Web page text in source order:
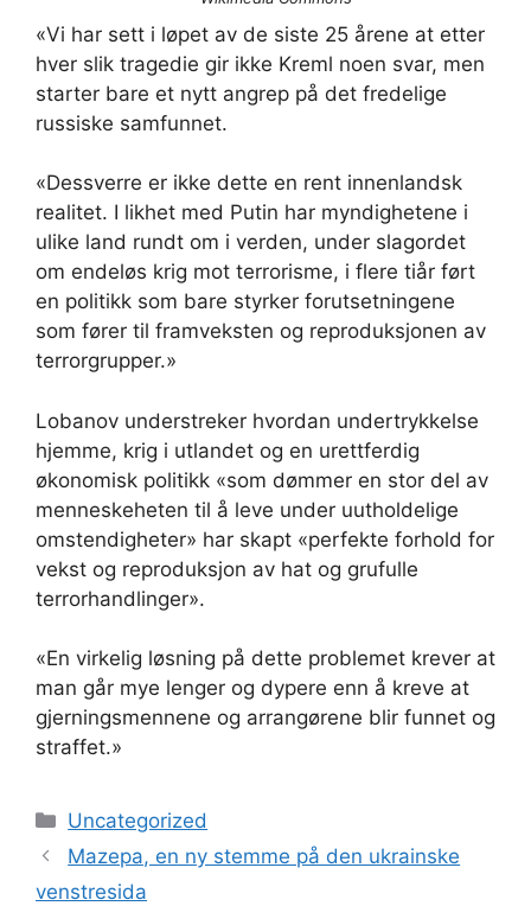
«Vi har sett i løpet av de siste 25 årene at etter
hver slik tragedie gir ikke Kreml noen svar, men
starter bare et nytt angrep på det fredelige
russiske samfunnet.
«Dessverre er ikke dette en rent innenlandsk
realitet. I likhet med Putin har myndighetene i
ulike land rundt om i verden, under slagordet
om endeløs krig mot terrorisme, i flere tiår ført
en politikk som bare styrker forutsetningene
som fører til framveksten og reproduksjonen av
terrorgrupper.»
Lobanov understreker hvordan undertrykkelse
hjemme, krig i utlandet og en urettferdig
økonomisk politikk «som dømmer en stor del av
menneskeheten til å leve under uutholdelige
omstendigheter» har skapt «perfekte forhold for
vekst og reproduksjon av hat og grufulle
terrorhandlinger».
«En virkelig løsning på dette problemet krever at
man går mye lenger og dypere enn å kreve at
gjerningsmennene og arrangørene blir funnet og
straffet.»
Kategorier
Uncategorized
Mazepa, en ny stemme på den ukrainske
venstresida